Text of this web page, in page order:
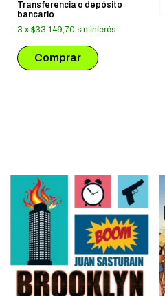
Transferencia o depósito
bancario
3 x $33.149,70 sin interés